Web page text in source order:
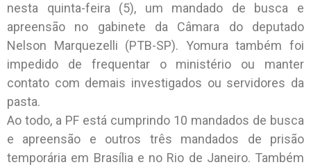
nesta quinta-feira (5), um mandado de busca e
apreensão no gabinete da Câmara do deputado
Nelson Marquezelli (PTB-SP). Yomura também foi
impedido de frequentar o ministério ou manter
contato com demais investigados ou servidores da
pasta.
Ao todo, a PF está cumprindo 10 mandados de busca
e apreensão e outros três mandados de prisão
temporária em Brasília e no Rio de Janeiro. Também